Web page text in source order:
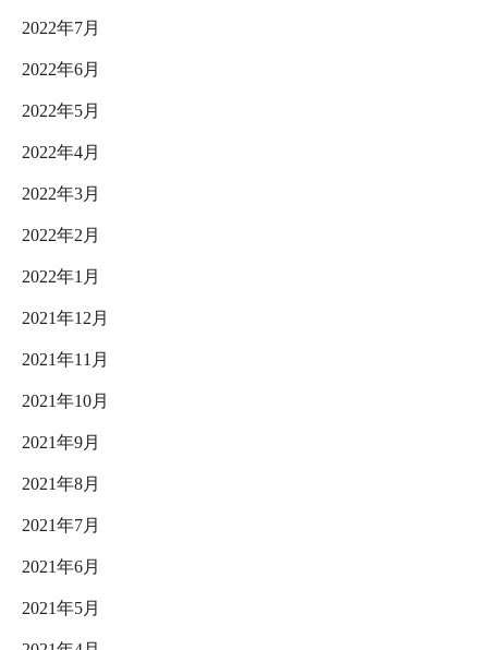
2022年7月
2022年6月
2022年5月
2022年4月
2022年3月
2022年2月
2022年1月
2021年12月
2021年11月
2021年10月
2021年9月
2021年8月
2021年7月
2021年6月
2021年5月